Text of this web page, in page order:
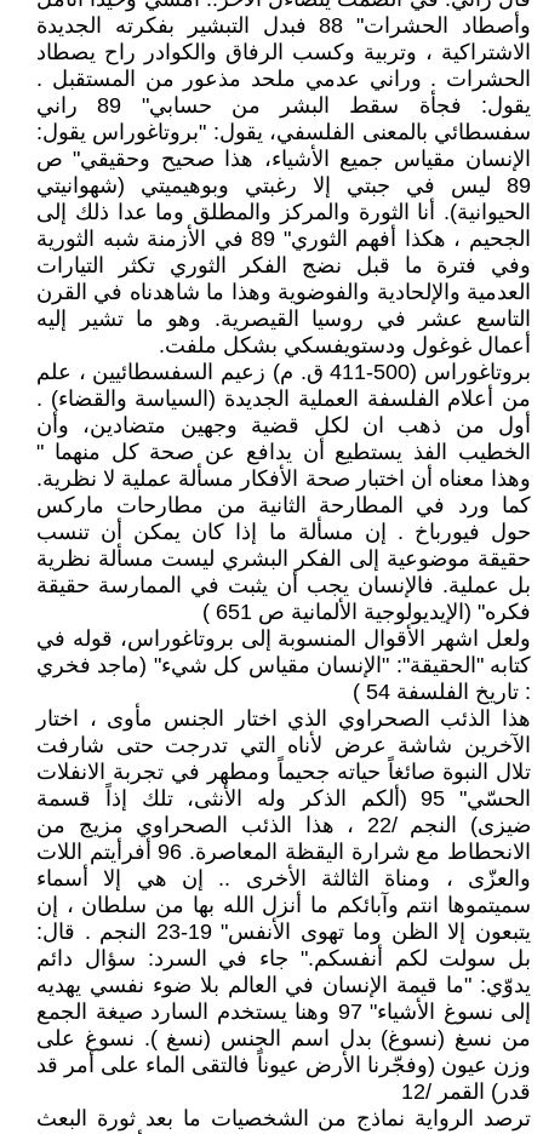
وأصطاد الحشرات" 88 فبدل التبشير بفكرته الجديدة
الاشتراكية ، وتربية وكسب الرفاق والكوادر راح يصطاد
الحشرات . وراني عدمي ملحد مذعور من المستقبل .
يقول: فجأة سقط البشر من حسابي" 89 راني
سفسطائي بالمعنى الفلسفي، يقول: "بروتاغوراس يقول:
الإنسان مقياس جميع الأشياء، هذا صحيح وحقيقي" ص
89 ليس في جبتي إلا رغبتي وبوهيميتي (شهوانيتي
الحيوانية). أنا الثورة والمركز والمطلق وما عدا ذلك إلى
الجحيم ، هكذا أفهم الثوري" 89 في الأزمنة شبه الثورية
وفي فترة ما قبل نضج الفكر الثوري تكثر التيارات
العدمية والإلحادية والفوضوية وهذا ما شاهدناه في القرن
التاسع عشر في روسيا القيصرية. وهو ما تشير إليه
أعمال غوغول ودستويفسكي بشكل ملفت.
بروتاغوراس (500-411 ق. م) زعيم السفسطائيين ، علم
من أعلام الفلسفة العملية الجديدة (السياسة والقضاء) .
أول من ذهب ان لكل قضية وجهين متضادين، وأن
الخطيب الفذ يستطيع أن يدافع عن صحة كل منهما "
وهذا معناه أن اختبار صحة الأفكار مسألة عملية لا نظرية.
كما ورد في المطارحة الثانية من مطارحات ماركس
حول فيورباخ . إن مسألة ما إذا كان يمكن أن تنسب
حقيقة موضوعية إلى الفكر البشري ليست مسألة نظرية
بل عملية. فالإنسان يجب أن يثبت في الممارسة حقيقة
فكره" (الإيديولوجية الألمانية ص 651 )
ولعل اشهر الأقوال المنسوبة إلى بروتاغوراس، قوله في
كتابه "الحقيقة": "الإنسان مقياس كل شيء" (ماجد فخري
: تاريخ الفلسفة 54 )
هذا الذئب الصحراوي الذي اختار الجنس مأوى ، اختار
الآخرين شاشة عرض لأناه التي تدرجت حتى شارفت
تلال النبوة صائغاً حياته جحيماً ومطهر في تجربة الانفلات
الحسّي" 95 (ألكم الذكر وله الأنثى، تلك إذاً قسمة
ضيزى) النجم /22 ، هذا الذئب الصحراوي مزيج من
الانحطاط مع شرارة اليقظة المعاصرة. 96 أفرأيتم اللات
والعزّى ، ومناة الثالثة الأخرى .. إن هي إلا أسماء
سميتموها انتم وآبائكم ما أنزل الله بها من سلطان ، إن
يتبعون إلا الظن وما تهوى الأنفس" 19-23 النجم . قال:
بل سولت لكم أنفسكم." جاء في السرد: سؤال دائم
يدوّي: "ما قيمة الإنسان في العالم بلا ضوء نفسي يهديه
إلى نسوغ الأشياء" 97 وهنا يستخدم السارد صيغة الجمع
من نسغ (نسوغ) بدل اسم الجنس (نسغ ). نسوغ على
وزن عيون (وفجّرنا الأرض عيوناً فالتقى الماء على أمر قد
قدر) القمر /12
ترصد الرواية نماذج من الشخصيات ما بعد ثورة البعث